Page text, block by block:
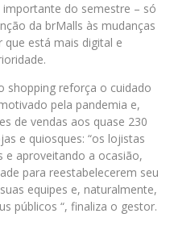
do semestre – só
da brMalls às mudanças
está mais digital e
shopping reforça o cuidado
pela pandemia e,
de vendas aos quase 230
e quiosques: “os lojistas
e aproveitando a ocasião,
para reestabelecerem seu
equipes e, naturalmente,
públicos “, finaliza o gestor.